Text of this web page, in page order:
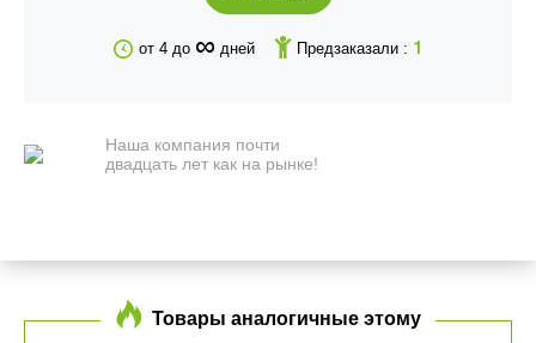
от 4 до ∞ дней Предзаказали : 1
Наша компания почти
двадцать лет как на рынке!
Товары аналогичные этому